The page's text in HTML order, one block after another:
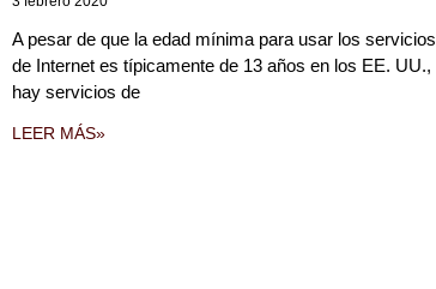
A pesar de que la edad mínima para usar los servicios
de Internet es típicamente de 13 años en los EE. UU.,
hay servicios de
LEER MÁS»